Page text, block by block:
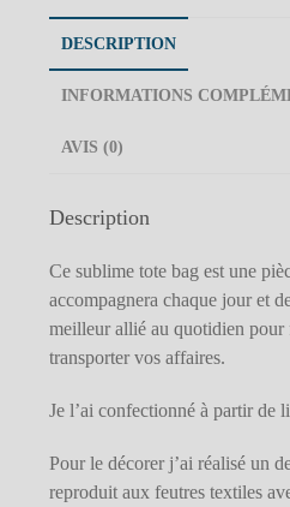
DESCRIPTION
INFORMATIONS
AVIS (0)
Description
Ce sublime tote bag est une
accompagnera chaque jour et
meilleur allié au quotidien pour
transporter vos affaires.
Je l’ai confectionné à partir de
Pour le décorer j’ai réalisé un
reproduit aux feutres textiles